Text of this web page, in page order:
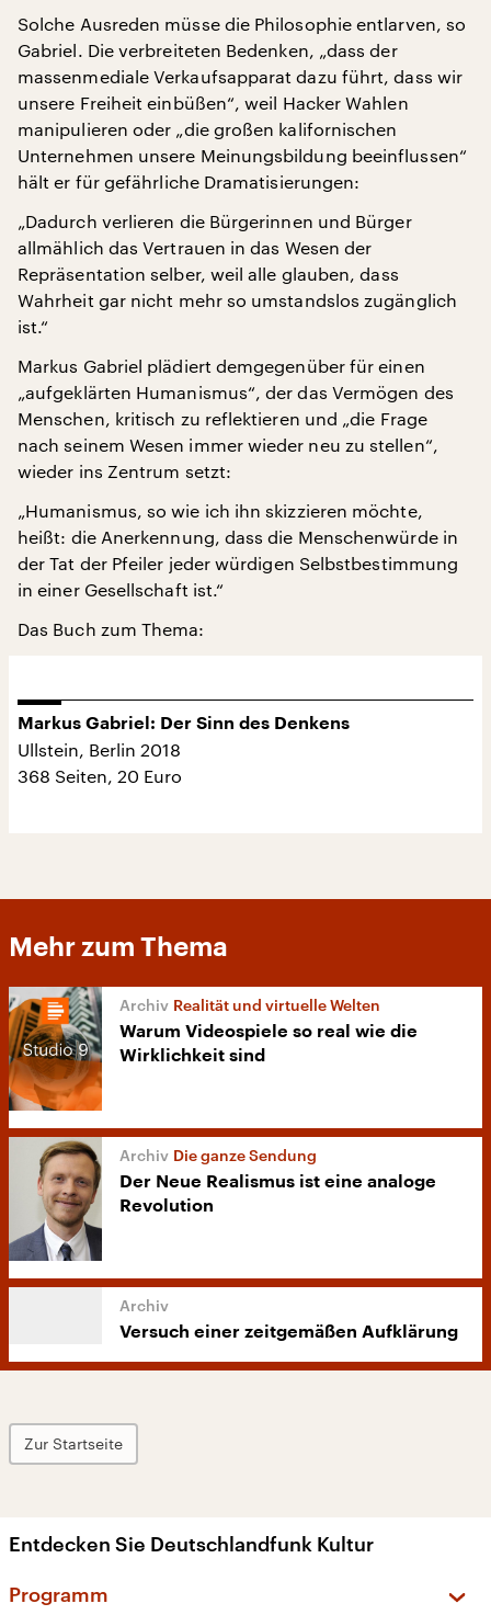
Solche Ausreden müsse die Philosophie entlarven, so
Gabriel. Die verbreiteten Bedenken, „dass der
massenmediale Verkaufsapparat dazu führt, dass wir
unsere Freiheit einbüßen“, weil Hacker Wahlen
manipulieren oder „die großen kalifornischen
Unternehmen unsere Meinungsbildung beeinflussen“
hält er für gefährliche Dramatisierungen:
„Dadurch verlieren die Bürgerinnen und Bürger
allmählich das Vertrauen in das Wesen der
Repräsentation selber, weil alle glauben, dass
Wahrheit gar nicht mehr so umstandslos zugänglich
ist.“
Markus Gabriel plädiert demgegenüber für einen
„aufgeklärten Humanismus“, der das Vermögen des
Menschen, kritisch zu reflektieren und „die Frage
nach seinem Wesen immer wieder neu zu stellen“,
wieder ins Zentrum setzt:
„Humanismus, so wie ich ihn skizzieren möchte,
heißt: die Anerkennung, dass die Menschenwürde in
der Tat der Pfeiler jeder würdigen Selbstbestimmung
in einer Gesellschaft ist.“
Das Buch zum Thema:
Markus Gabriel: Der Sinn des Denkens
Ullstein, Berlin 2018
368 Seiten, 20 Euro
Mehr zum Thema
Realität und virtuelle Welten
Warum Videospiele so real wie die
Wirklichkeit sind
Die ganze Sendung
Der Neue Realismus ist eine analoge
Revolution
Versuch einer zeitgemäßen Aufklärung
Zur Startseite
Entdecken Sie Deutschlandfunk Kultur
Programm